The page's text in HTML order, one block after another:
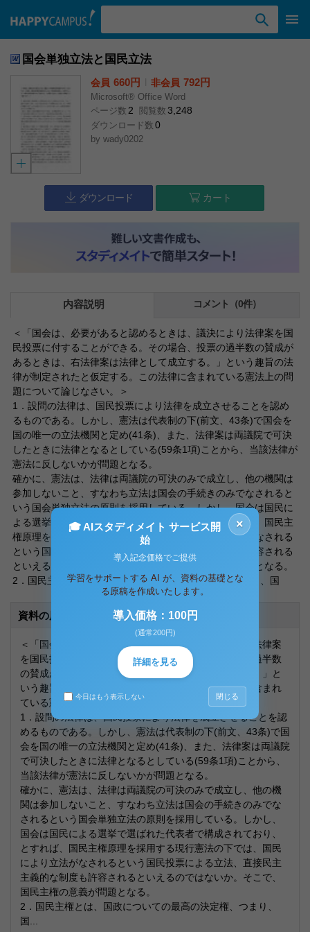
国会単独立法と国民立法
会員 660円 非会員 792円
Microsoft® Office Word
ページ数 2 閲覧数 3,248
ダウンロード数 0
by wady0202
ダウンロード カート
内容説明 コメント（0件）
＜「国会は、必要があると認めるときは、議決により法律案を国
民投票に付することができる。その場合、投票の過半数の賛成が
あるときは、右法律案は法律として成立する。」という趣旨の法
律が制定されたと仮定する。この法律に含まれている憲法上の問
題について論じなさい。＞
1．設問の法律は、国民投票により法律を成立させることを認め
るものである。しかし、憲法は代表制の下(前文、43条)で国会を
国の唯一の立法機関と定め(41条)、また、法律案は両議院で可決
したときに法律となるとしている(59条1項)ことから、当該法律が
憲法に反しないかが問題となる。
確かに、憲法は、法律は両議院の可決のみで成立し、他の機関は
参加しないこと、すなわち立法は国会の手続きのみでなされると
いう国会単独立法の原則を採用している。しかし、国会は国民に
よる選挙で選ばれた代表者で構成されており、とすれば、国民主
権原理を採用する現行憲法の下では、国民により立法がなされる
という国民投票による立法、直接民主主義的な制度も許容される
といえるのではないか。そこで、国民主権の意義が問題となる。
2．国民主権とは、国政についての最高の決定権、つまり、国
資料の原本内容
＜「国会は、必要があると認めるときは、議決により法律案
を国民投票に付することができる。その場合、投票の過半数
の賛成があるときは、右法律案は法律として成立する。」と
いう趣旨の法律が制定されたと仮定する。この法律に含まれ
ている憲法上の問題について論じなさい。＞
1．設問の法律は、国民投票により法律を成立させることを認
めるものである。しかし、憲法は代表制の下(前文、43条)で国
会を国の唯一の立法機関と定め(41条)、また、法律案は両議院
で可決したときに法律となるとしている(59条1項)ことから、
当該法律が憲法に反しないかが問題となる。
確かに、憲法は、法律は両議院の可決のみで成立し、他の機
関は参加しないこと、すなわち立法は国会の手続きのみでな
されるという国会単独立法の原則を採用している。しかし、
国会は国民による選挙で選ばれた代表者で構成されており、
とすれば、国民主権原理を採用する現行憲法の下では、国民
により立法がなされるという国民投票による立法、直接民主
主義的な制度も許容されるといえるのではないか。そこで、
国民主権の意義が問題となる。
2．国民主権とは、国政についての最高の決定権、つまり、
国...
×
🎓 AIスタディメイト サービス開
始
導入記念価格でご提供
学習をサポートする AI が、資料の基礎とな
る原稿を作成いたします。
導入価格：100円
(通常200円)
詳細を見る
今日はもう表示しない 閉じる